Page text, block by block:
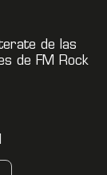
de las
de FM Rock